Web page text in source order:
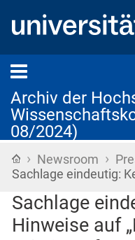
Archiv der
08/2024)
Startseite
› Newsroom ›
Sachlage eindeutig:
Sachlage
Hinweise auf